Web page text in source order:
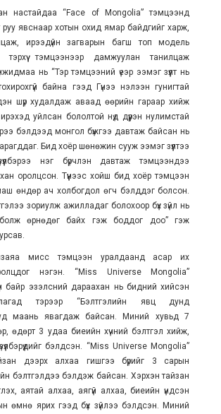
настайдаа “Face of Mongolia” тэмцээнд
руу явснаар хотын охид ямар байдгийг харж,
ирээдүйн загварын багш топ модель
тэрхүү тэмцээнээр дамжуулан танилцаж
нь “Тэр тэмцээний үеэр ээмэг зүүлт нь
байна гээд Гүнээ нэлээн гунигтай
шүр худалдаж аваад өөрийн гараар хийж
уйлсан бололтой нүд дүүрэн нулимстай
бэлдээд монгол бүжгээ давтаж байсан нь
Бид хоёр шөнөжин сууж ээмэг зүүлтээ
нэг бүрчлэн давтаж тэмцээндээ
оролцсон. Түүнээс хойш бид хоёр тэмцээн
өндөр ач холбогдол өгч бэлддэг болсон.
зориулж ажилладаг болохоор бүх зүйл нь
өрнөдөг байх гэж боддог доо” гэж
мисс тэмцээн уралдаанд асар их
нэгэн. “Miss Universe Mongolia”
байр эзэлсний дараахан нь бидний хийсэн
тэрээр “Бэлтгэлийн явц дунд
маань явагдаж байсан. Миний хувьд 7
өдөрт 3 удаа биеийн хүчний бэлтгэл хийж,
бэлдсэн. “Miss Universe Mongolia”
дээрх алхаа гишгээ бүрийг 3 сарын
бэлтгэлдээ бэлдэж байсан. Хэрхэн тайзан
аятай алхаа, аягүй алхаа, биеийн үндсэн
өмнө ярих гээд бүх зүйлээ бэлдсэн. Миний